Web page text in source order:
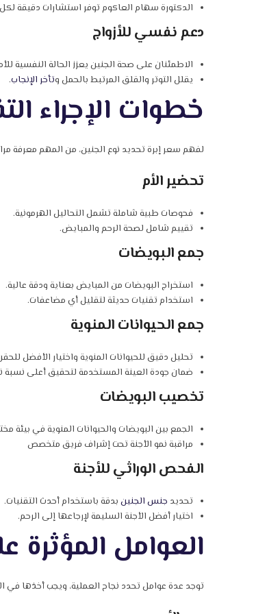
الدكتورة سهام العاكوم توفر استشارات دقيقة
دعم نفسي للأزواج
الاطمئنان على صحة الجنين يعزز الحالة النفسية
يقلل التوتر والقلق المرتبط بالحمل وتأخر الإنجاب.
خطوات الإجراء
لفهم سعر إبرة تحديد نوع الجنين، من المهم معرفة
تحضير الأم
فحوصات طبية شاملة تشمل التحاليل الهرمونية.
تقييم شامل لصحة الرحم والمبايض.
جمع البويضات
استخراج البويضات من المبايض بعناية ودقة عالية.
استخدام تقنيات حديثة لتقليل أي مضاعفات.
جمع الحيوانات المنوية
تحليل دقيق للحيوانات المنوية واختيار الأفضل
ضمان جودة العينة المستخدمة لتحقيق أعلى نسبة
تخصيب البويضات
الجمع بين البويضات والحيوانات المنوية في بيئة
مراقبة نمو الأجنة تحت إشراف فريق متخصص
الفحص الوراثي للأجنة
تحديد جنس الجنينبدقة باستخدام أحدث التقنيات.
اختيار أفضل الأجنة السليمة لإرجاعها إلى الرحم.
العوامل
توجد عدة عوامل تحدد نجاح العملية، ويجب أخذها في